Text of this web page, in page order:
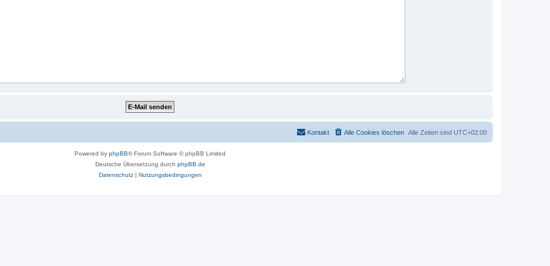
Alle Zeiten sind UTC+02:00
Alle Cookies löschen
Kontakt
Powered by phpBB® Forum Software © phpBB Limited
Deutsche Übersetzung durch phpBB.de
Datenschutz| Nutzungsbedingungen